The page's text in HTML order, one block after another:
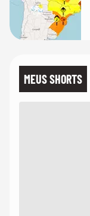
MEUS SHORTS